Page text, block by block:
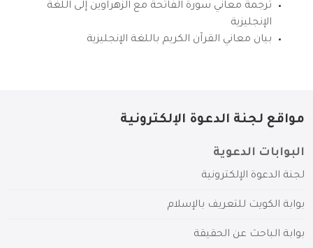
ترجمة معاني سورة الفاتحة مع الزهراوين إلى اللغة
الإنجليزية
بيان معاني القرآن الكريم باللغة الإنجليزية
مواقع لجنة الدعوة الإلكترونية
البوابات الدعوية
لجنة الدعوة الإلكترونية
بوابة الكويت للتعريف بالإسلام
بوابة الباحث عن الحقيقة